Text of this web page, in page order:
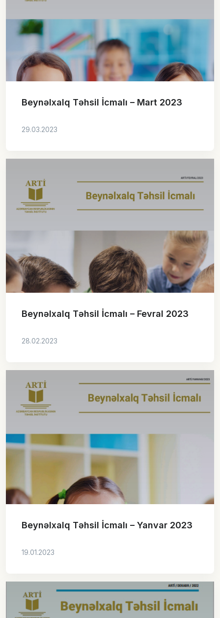
Beynəlxalq Təhsil İcmalı – Mart 2023
29.03.2023
Beynəlxalq Təhsil İcmalı – Fevral 2023
28.02.2023
Beynəlxalq Təhsil İcmalı – Yanvar 2023
19.01.2023